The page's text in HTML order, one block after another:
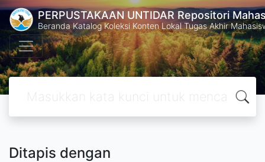
PERPUSTAKAAN UNTIDAR Repositori
Beranda Katalog Koleksi Konten Lokal Tugas Akhir
Ditapis dengan